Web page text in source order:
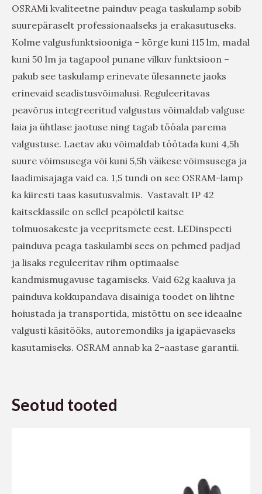
OSRAMi kvaliteetne painduv peaga taskulamp sobib
suurepäraselt professionaalseks ja erakasutuseks.
Kolme valgusfunktsiooniga – kõrge kuni 115 lm, madal
kuni 50 lm ja tagapool punane vilkuv funktsioon –
pakub see taskulamp erinevate ülesannete jaoks
erinevaid seadistusvõimalusi. Reguleeritavas
peavõrus integreeritud valgustus võimaldab valguse
laia ja ühtlase jaotuse ning tagab tööala parema
valgustuse. Laetav aku võimaldab töötada kuni 4,5h
suure võimsusega või kuni 5,5h väikese võimsusega ja
laadimisajaga vaid ca. 1,5 tundi on see OSRAM-lamp
ka kiiresti taas kasutusvalmis. Vastavalt IP 42
kaitseklassile on sellel peapõletil kaitse
tolmuosakeste ja veepritsmete eest. LEDinspecti
painduva peaga taskulambi sees on pehmed padjad
ja lisaks reguleeritav rihm optimaalse
kandmismugavuse tagamiseks. Vaid 62g kaaluva ja
painduva kokkupandava disainiga toodet on lihtne
hoiustada ja transportida, mistõttu on see ideaalne
valgusti käsitööks, autoremondiks ja igapäevaseks
kasutamiseks. OSRAM annab ka 2-aastase garantii.
Seotud tooted